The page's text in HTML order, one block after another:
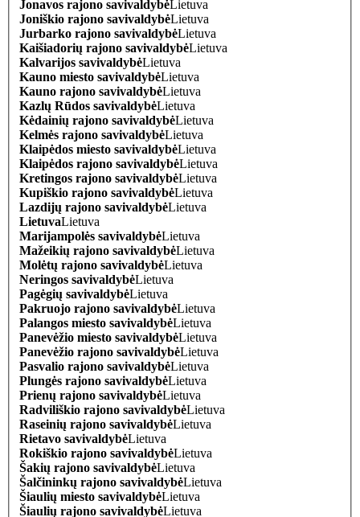
Jonavos rajono savivaldybėLietuva
Joniškio rajono savivaldybėLietuva
Jurbarko rajono savivaldybėLietuva
Kaišiadorių rajono savivaldybėLietuva
Kalvarijos savivaldybėLietuva
Kauno miesto savivaldybėLietuva
Kauno rajono savivaldybėLietuva
Kazlų Rūdos savivaldybėLietuva
Kėdainių rajono savivaldybėLietuva
Kelmės rajono savivaldybėLietuva
Klaipėdos miesto savivaldybėLietuva
Klaipėdos rajono savivaldybėLietuva
Kretingos rajono savivaldybėLietuva
Kupiškio rajono savivaldybėLietuva
Lazdijų rajono savivaldybėLietuva
LietuvaLietuva
Marijampolės savivaldybėLietuva
Mažeikių rajono savivaldybėLietuva
Molėtų rajono savivaldybėLietuva
Neringos savivaldybėLietuva
Pagėgių savivaldybėLietuva
Pakruojo rajono savivaldybėLietuva
Palangos miesto savivaldybėLietuva
Panevėžio miesto savivaldybėLietuva
Panevėžio rajono savivaldybėLietuva
Pasvalio rajono savivaldybėLietuva
Plungės rajono savivaldybėLietuva
Prienų rajono savivaldybėLietuva
Radviliškio rajono savivaldybėLietuva
Raseinių rajono savivaldybėLietuva
Rietavo savivaldybėLietuva
Rokiškio rajono savivaldybėLietuva
Šakių rajono savivaldybėLietuva
Šalčininkų rajono savivaldybėLietuva
Šiaulių miesto savivaldybėLietuva
Šiaulių rajono savivaldybėLietuva